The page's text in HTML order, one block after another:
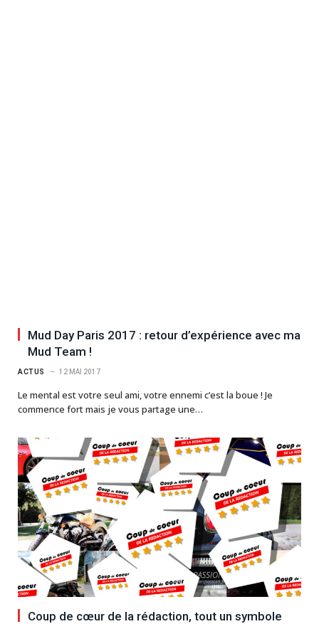
Mud Day Paris 2017 : retour d’expérience avec ma
Mud Team !
ACTUS 12 MAI 2017
Le mental est votre seul ami, votre ennemi c’est la boue ! Je
commence fort mais je vous partage une…
Coup de cœur de la rédaction, tout un symbole